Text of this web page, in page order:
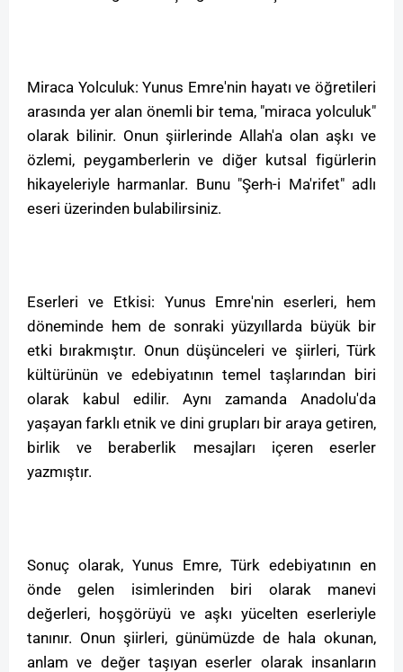
Miraca Yolculuk: Yunus Emre'nin hayatı ve öğretileri
arasında yer alan önemli bir tema, "miraca yolculuk"
olarak bilinir. Onun şiirlerinde Allah'a olan aşkı ve
özlemi, peygamberlerin ve diğer kutsal figürlerin
hikayeleriyle harmanlar. Bunu "Şerh-i Ma'rifet" adlı
eseri üzerinden bulabilirsiniz.
Eserleri ve Etkisi: Yunus Emre'nin eserleri, hem
döneminde hem de sonraki yüzyıllarda büyük bir
etki bırakmıştır. Onun düşünceleri ve şiirleri, Türk
kültürünün ve edebiyatının temel taşlarından biri
olarak kabul edilir. Aynı zamanda Anadolu'da
yaşayan farklı etnik ve dini grupları bir araya getiren,
birlik ve beraberlik mesajları içeren eserler
yazmıştır.
Sonuç olarak, Yunus Emre, Türk edebiyatının en
önde gelen isimlerinden biri olarak manevi
değerleri, hoşgörüyü ve aşkı yücelten eserleriyle
tanınır. Onun şiirleri, günümüzde de hala okunan,
anlam ve değer taşıyan eserler olarak insanların